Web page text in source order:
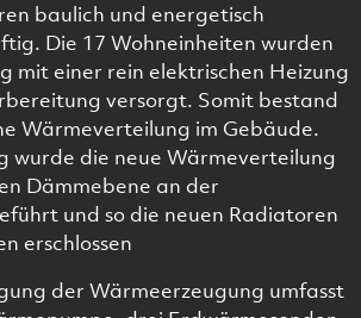
baulich und energetisch
Die 17 Wohneinheiten wurden
mit einer rein elektrischen Heizung
versorgt. Somit bestand
Wärmeverteilung im Gebäude.
wurde die neue Wärmeverteilung
Dämmebene an der
und so die neuen Radiatoren
erschlossen
der Wärmeerzeugung umfasst